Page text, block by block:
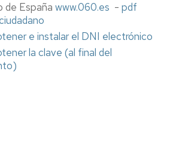
de España www.060.es - pdf
e instalar el DNI electrónico
la clave (al final del